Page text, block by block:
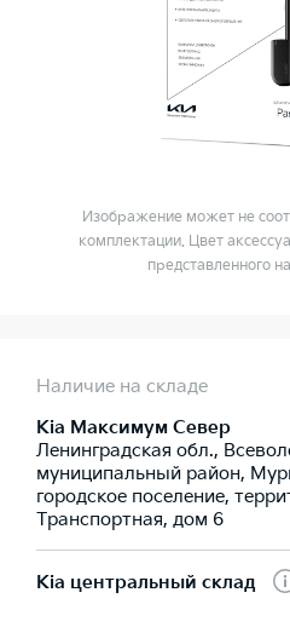
Изображение может не
комплектации. Цвет
представленного
Наличие на складе
Kia Максимум Север
Ленинградская обл.,
муниципальный район,
городское поселение,
Транспортная, дом 6
Kia центральный склад